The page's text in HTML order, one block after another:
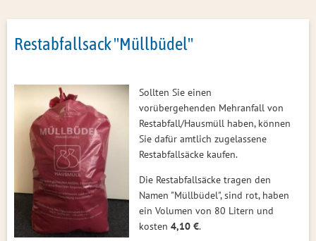
Restabfallsack "Müllbüdel"
Sollten Sie einen
vorübergehenden Mehranfall von
Restabfall/Hausmüll haben, können
Sie dafür amtlich zugelassene
Restabfallsäcke kaufen.
Die Restabfallsäcke tragen den
Namen "Müllbüdel", sind rot, haben
ein Volumen von 80 Litern und
kosten 4,10 €.